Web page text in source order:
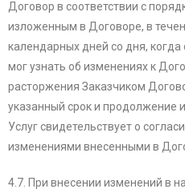
Договор в соответствии с
изложенным в Договоре, в
календарных дней со дня, когда
мог узнать об изменениях к
расторжения Заказчиком
указанный срок и продолжение
Услуг свидетельствует о
изменениями внесенными в
4.7. При внесении изменений в